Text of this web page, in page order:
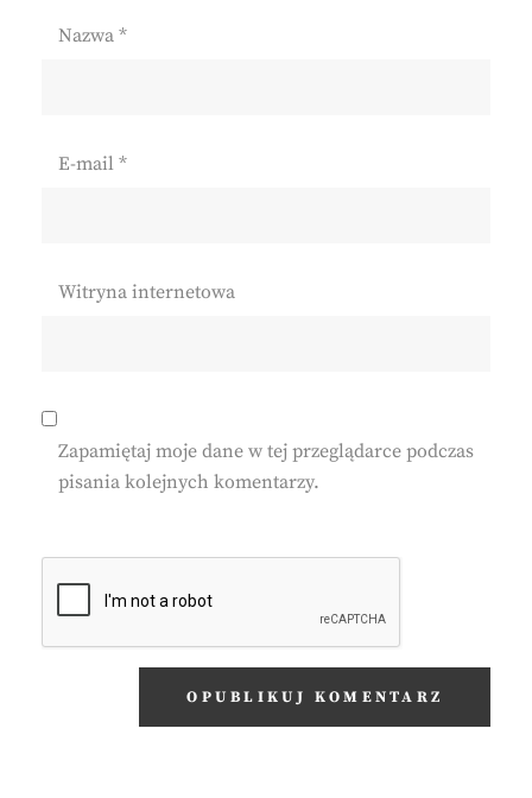
Nazwa *
E-mail *
Witryna internetowa
Zapamiętaj moje dane w tej przeglądarce podczas
pisania kolejnych komentarzy.